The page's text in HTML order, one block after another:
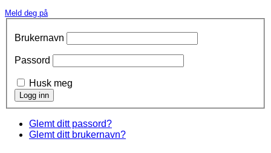
Meld deg på
Brukernavn
Passord
Husk meg
Glemt ditt passord?
Glemt ditt brukernavn?